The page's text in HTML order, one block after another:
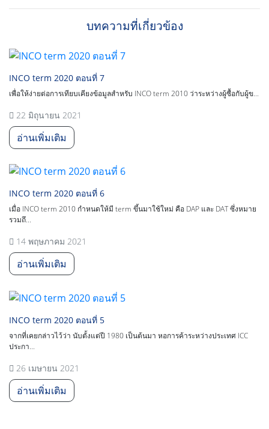
บทความที่เกี่ยวข้อง
INCO term 2020 ตอนที่ 7
เพื่อให้ง่ายต่อการเทียบเคียงข้อมูลสำหรับ INCO term 2010 ว่าระหว่างผู้ซื้อกับผู้ข...
22 มิถุนายน 2021
อ่านเพิ่มเติม
INCO term 2020 ตอนที่ 6
เมื่อ INCO term 2010 กำหนดให้มี term ขึ้นมาใช้ใหม่ คือ DAP และ DAT ซึ่งหมาย
รวมถึ...
14 พฤษภาคม 2021
อ่านเพิ่มเติม
INCO term 2020 ตอนที่ 5
จากที่เคยกล่าวไว้ว่า นับตั้งแต่ปี 1980 เป็นต้นมา หอการค้าระหว่างประเทศ ICC
ประกา...
26 เมษายน 2021
อ่านเพิ่มเติม